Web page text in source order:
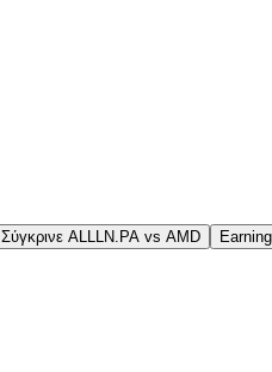
Σύγκρινε ALLLN.PA vs AMD